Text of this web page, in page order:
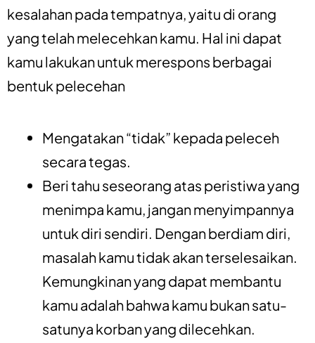
kesalahan pada tempatnya, yaitu di orang
yang telah melecehkan kamu. Hal ini dapat
kamu lakukan untuk merespons berbagai
bentuk pelecehan
Mengatakan “tidak” kepada peleceh
secara tegas.
Beri tahu seseorang atas peristiwa yang
menimpa kamu, jangan menyimpannya
untuk diri sendiri. Dengan berdiam diri,
masalah kamu tidak akan terselesaikan.
Kemungkinan yang dapat membantu
kamu adalah bahwa kamu bukan satu-
satunya korban yang dilecehkan.